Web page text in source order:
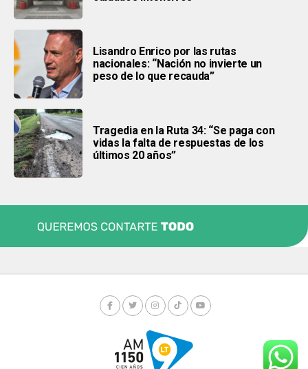
Lisandro Enrico por las rutas
nacionales: “Nación no invierte un
peso de lo que recauda”
Tragedia en la Ruta 34: “Se paga con
vidas la falta de respuestas de los
últimos 20 años”